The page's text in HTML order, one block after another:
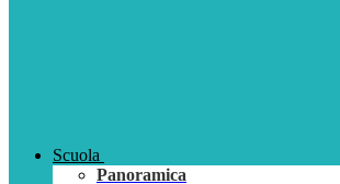
Scuola
Panoramica